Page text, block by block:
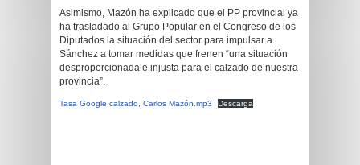
Asimismo, Mazón ha explicado que el PP provincial ya
ha trasladado al Grupo Popular en el Congreso de los
Diputados la situación del sector para impulsar a
Sánchez a tomar medidas que frenen “una situación
desproporcionada e injusta para el calzado de nuestra
provincia”.
Tasa Google calzado, Carlos Mazón.mp3 Descarga